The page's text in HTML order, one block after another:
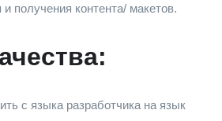
получения контента/ макетов.
с языка разработчика на язык